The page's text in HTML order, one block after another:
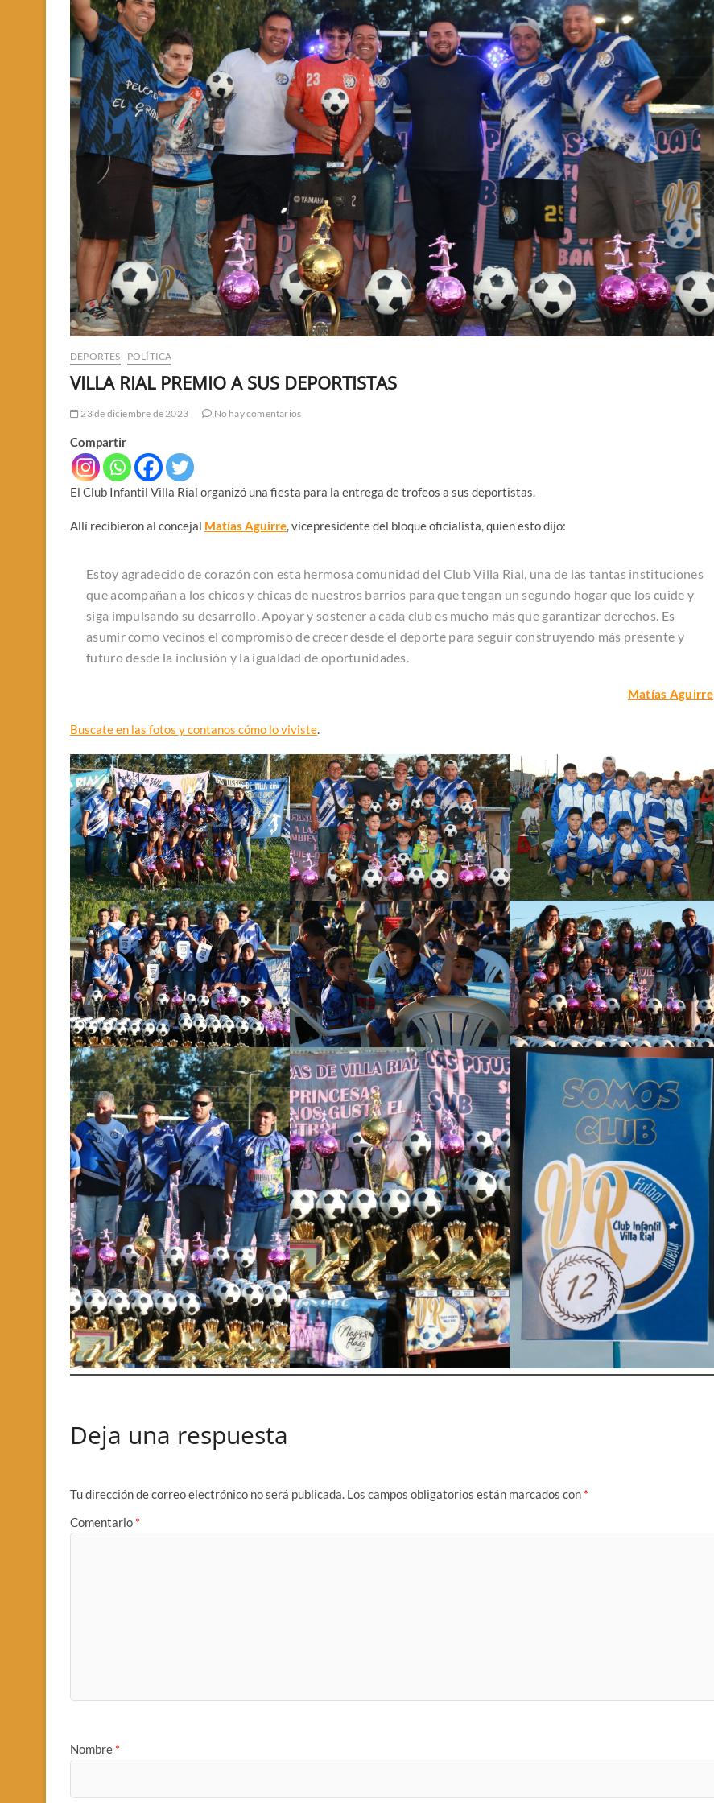
DEPORTES POLÍTICA
VILLA RIAL PREMIO A SUS DEPORTISTAS
23 de diciembre de 2023 No hay comentarios
Compartir
El Club Infantil Villa Rial organizó una fiesta para la entrega de trofeos a sus deportistas.
Allí recibieron al concejal Matías Aguirre, vicepresidente del bloque oficialista, quien esto dijo:
Estoy agradecido de corazón con esta hermosa comunidad del Club Villa Rial, una de las tantas instituciones
que acompañan a los chicos y chicas de nuestros barrios para que tengan un segundo hogar que los cuide y
siga impulsando su desarrollo. Apoyar y sostener a cada club es mucho más que garantizar derechos. Es
asumir como vecinos el compromiso de crecer desde el deporte para seguir construyendo más presente y
futuro desde la inclusión y la igualdad de oportunidades.
Matías Aguirre
Buscate en las fotos y contanos cómo lo viviste.
Deja una respuesta
Tu dirección de correo electrónico no será publicada. Los campos obligatorios están marcados con *
Comentario *
Nombre *